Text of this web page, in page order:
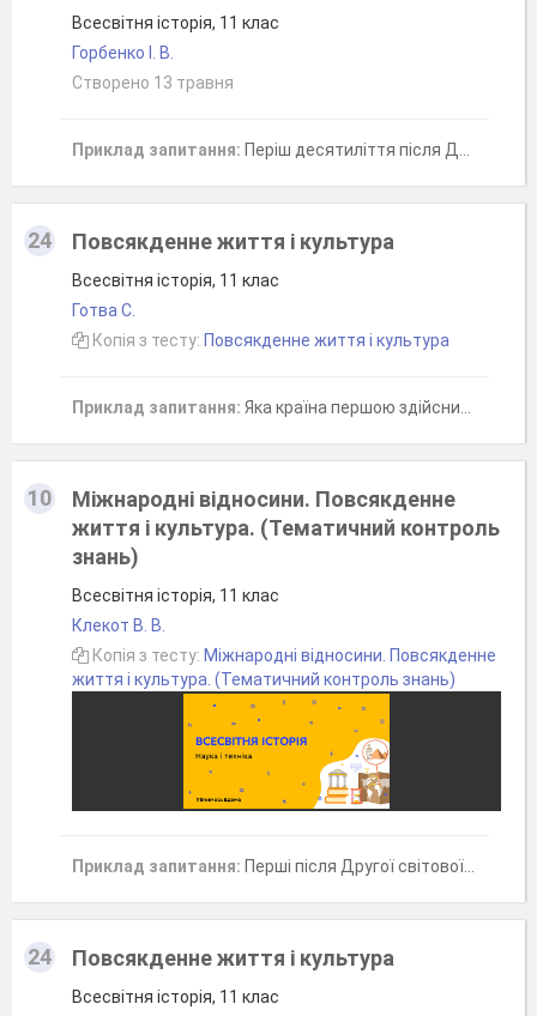
Всесвітня історія, 11 клас
Горбенко І. В.
Створено 13 травня
Приклад запитання: Періш десятиліття після Другої світової війни - це період розквіту у мистецтві
24 Повсякденне життя і культура
Всесвітня історія, 11 клас
Готва С.
Копія з тесту: Повсякденне життя і культура
Приклад запитання: Яка країна першою здійснила успішний політ людини в космос?
10
Міжнародні відносини. Повсякденне
життя і культура. (Тематичний контроль
знань)
Всесвітня історія, 11 клас
Клекот В. В.
Копія з тесту: Міжнародні відносини. Повсякденне
життя і культура. (Тематичний контроль знань)
Приклад запитання: Перші після Другої світової війни Олімпійські ігри відбулися в:
24 Повсякденне життя і культура
Всесвітня історія, 11 клас